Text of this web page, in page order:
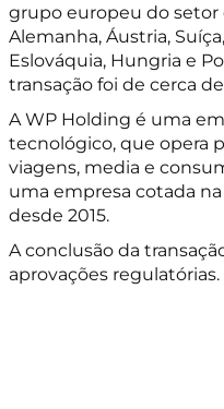
grupo europeu do setor
Alemanha, Áustria,
Eslováquia, Hungria e
transação foi de cerca
A WP Holding é uma
tecnológico, que opera
viagens, media e
uma empresa cotada na
desde 2015.
A conclusão da
aprovações regulatórias.